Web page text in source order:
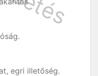
egri illetőség.